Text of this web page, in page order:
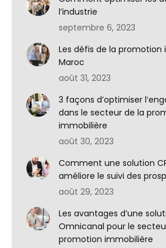
l’industrie
septembre 6, 2023
Les défis de la promotion
Maroc
août 31, 2023
3 façons d’optimiser
dans le secteur de la
immobilière
août 30, 2023
Comment une solution
améliore le suivi des
août 29, 2023
Les avantages d’une
Omnicanal pour le
promotion immobilière